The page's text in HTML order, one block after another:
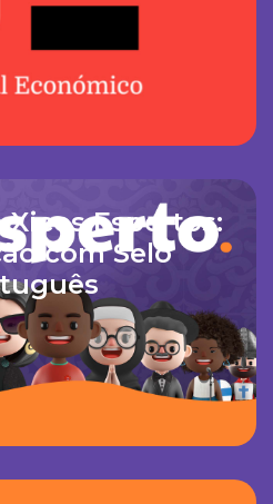
Espertos:
com Selo